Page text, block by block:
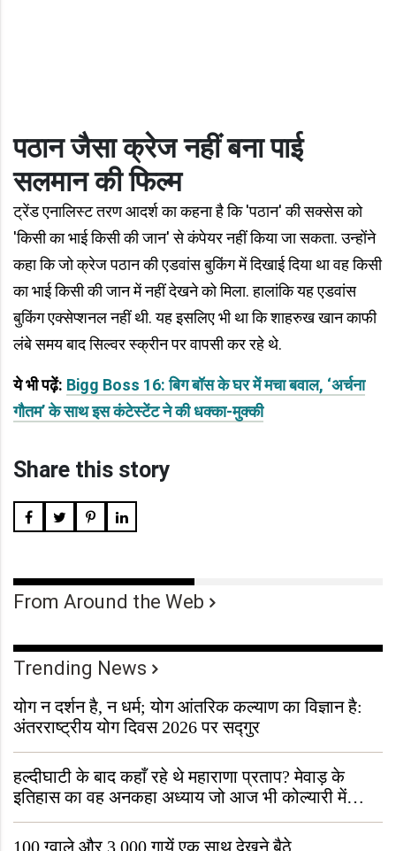
पठान जैसा क्रेज नहीं बना पाई
सलमान की फिल्म
ट्रेंड एनालिस्ट तरण आदर्श का कहना है कि 'पठान' की सक्सेस को
'किसी का भाई किसी की जान' से कंपेयर नहीं किया जा सकता. उन्होंने
कहा कि जो क्रेज पठान की एडवांस बुकिंग में दिखाई दिया था वह किसी
का भाई किसी की जान में नहीं देखने को मिला. हालांकि यह एडवांस
बुकिंग एक्सेप्शनल नहीं थी. यह इसलिए भी था कि शाहरुख खान काफी
लंबे समय बाद सिल्वर स्क्रीन पर वापसी कर रहे थे.
ये भी पढ़ें: Bigg Boss 16: बिग बॉस के घर में मचा बवाल, ‘अर्चना
गौतम’ के साथ इस कंटेस्टेंट ने की धक्का-मुक्की
Share this story
From Around the Web
Trending News
योग न दर्शन है, न धर्म; योग आंतरिक कल्याण का विज्ञान है:
अंतरराष्ट्रीय योग दिवस 2026 पर सद्गुर
हल्दीघाटी के बाद कहाँ रहे थे महाराणा प्रताप? मेवाड़ के
इतिहास का वह अनकहा अध्याय जो आज भी कोल्यारी में
जीवित है
100 ग्वाले और 3,000 गायें एक साथ देखने बैठे